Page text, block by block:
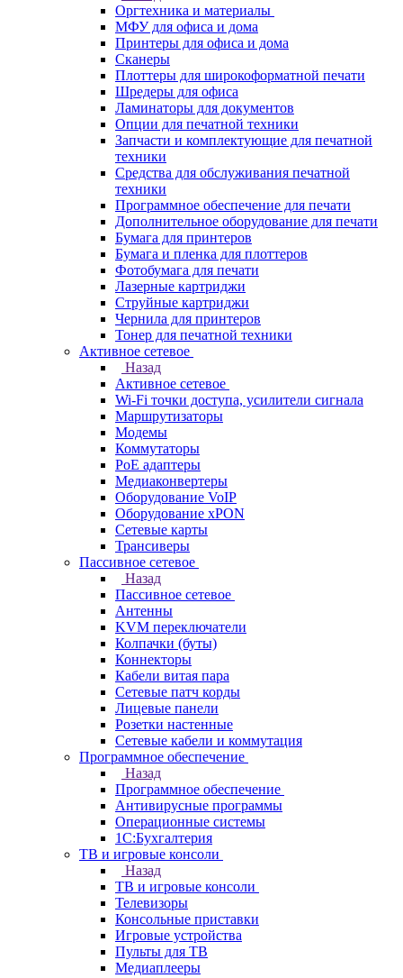
Оргтехника и материалы
МФУ для офиса и дома
Принтеры для офиса и дома
Сканеры
Плоттеры для широкоформатной печати
Шредеры для офиса
Ламинаторы для документов
Опции для печатной техники
Запчасти и комплектующие для печатной
техники
Средства для обслуживания печатной
техники
Программное обеспечение для печати
Дополнительное оборудование для печати
Бумага для принтеров
Бумага и пленка для плоттеров
Фотобумага для печати
Лазерные картриджи
Струйные картриджи
Чернила для принтеров
Тонер для печатной техники
Активное сетевое
Назад
Активное сетевое
Wi-Fi точки доступа, усилители сигнала
Маршрутизаторы
Модемы
Коммутаторы
PoE адаптеры
Медиаконвертеры
Оборудование VoIP
Оборудование xPON
Сетевые карты
Трансиверы
Пассивное сетевое
Назад
Пассивное сетевое
Антенны
KVM переключатели
Колпачки (буты)
Коннекторы
Кабели витая пара
Сетевые патч корды
Лицевые панели
Розетки настенные
Сетевые кабели и коммутация
Программное обеспечение
Назад
Программное обеспечение
Антивирусные программы
Операционные системы
1С:Бухгалтерия
ТВ и игровые консоли
Назад
ТВ и игровые консоли
Телевизоры
Консольные приставки
Игровые устройства
Пульты для ТВ
Медиаплееры